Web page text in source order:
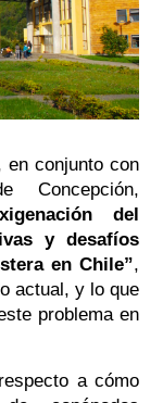
conjunto con
Concepción,
del
y desafíos
en Chile”,
actual, y lo que
problema en
a cómo